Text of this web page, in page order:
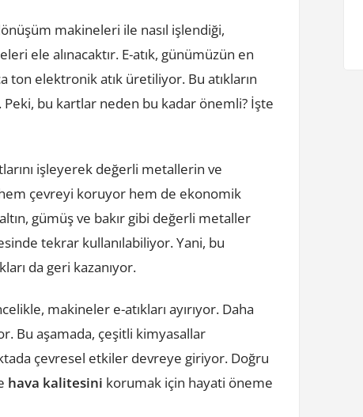
Circuit
Boards
makineleri ile nasıl işlendiği,
ele alınacaktır. E-atık, günümüzün en
ton elektronik atık üretiliyor. Bu atıkların
bu kartlar neden bu kadar önemli? İşte
işleyerek değerli metallerin ve
hem çevreyi koruyor hem de ekonomik
gümüş ve bakır gibi değerli metaller
tekrar kullanılabiliyor. Yani, bu
da geri kazanıyor.
makineler e-atıkları ayırıyor. Daha
Bu aşamada, çeşitli kimyasallar
çevresel etkiler devreye giriyor. Doğru
hava kalitesini korumak için hayati öneme